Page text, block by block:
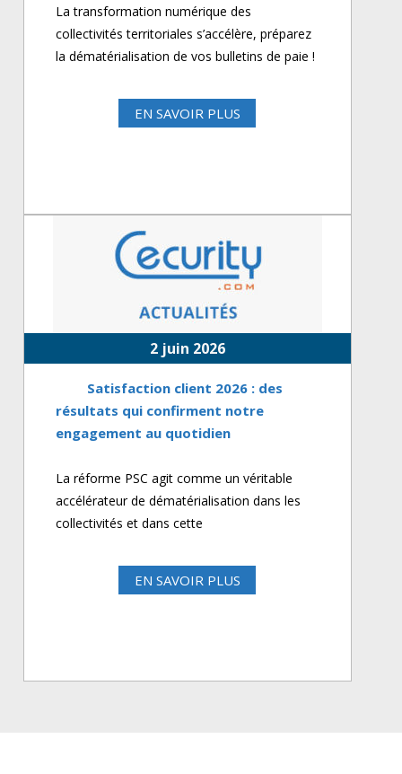
La transformation numérique des
collectivités territoriales s’accélère, préparez
la dématérialisation de vos bulletins de paie !
EN SAVOIR PLUS
2 juin 2026
Satisfaction client 2026 : des
résultats qui confirment notre
engagement au quotidien
La réforme PSC agit comme un véritable
accélérateur de dématérialisation dans les
collectivités et dans cette
EN SAVOIR PLUS